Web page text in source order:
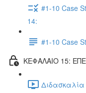
#1-10 Case
14:
#1-10 Case
ΚΕΦΑΛΑΙΟ 15:
Διδασκαλία